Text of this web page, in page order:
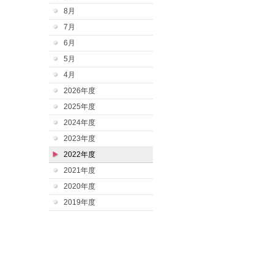
8月
7月
6月
5月
4月
2026年度
2025年度
2024年度
2023年度
2022年度
2021年度
2020年度
2019年度